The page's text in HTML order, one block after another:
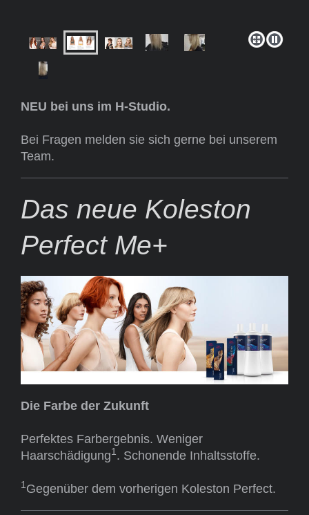
NEU bei uns im H-Studio.
Bei Fragen melden sie sich gerne bei unserem
Team.
Das neue Koleston
Perfect Me+
Die Farbe der Zukunft
Perfektes Farbergebnis. Weniger
Haarschädigung1 . Schonende Inhaltsstoffe.
1 Gegenüber dem vorherigen Koleston Perfect.